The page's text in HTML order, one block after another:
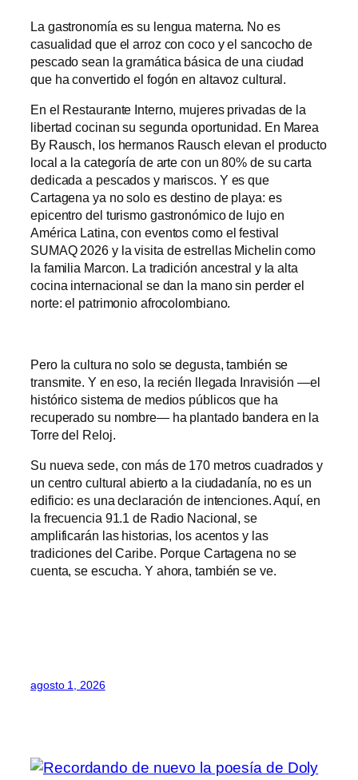
La gastronomía es su lengua materna. No es
casualidad que el arroz con coco y el sancocho de
pescado sean la gramática básica de una ciudad
que ha convertido el fogón en altavoz cultural.
En el Restaurante Interno, mujeres privadas de la
libertad cocinan su segunda oportunidad. En Marea
By Rausch, los hermanos Rausch elevan el producto
local a la categoría de arte con un 80% de su carta
dedicada a pescados y mariscos. Y es que
Cartagena ya no solo es destino de playa: es
epicentro del turismo gastronómico de lujo en
América Latina, con eventos como el festival
SUMAQ 2026 y la visita de estrellas Michelin como
la familia Marcon. La tradición ancestral y la alta
cocina internacional se dan la mano sin perder el
norte: el patrimonio afrocolombiano.
Pero la cultura no solo se degusta, también se
transmite. Y en eso, la recién llegada Inravisión —el
histórico sistema de medios públicos que ha
recuperado su nombre— ha plantado bandera en la
Torre del Reloj.
Su nueva sede, con más de 170 metros cuadrados y
un centro cultural abierto a la ciudadanía, no es un
edificio: es una declaración de intenciones. Aquí, en
la frecuencia 91.1 de Radio Nacional, se
amplificarán las historias, los acentos y las
tradiciones del Caribe. Porque Cartagena no se
cuenta, se escucha. Y ahora, también se ve.
agosto 1, 2026